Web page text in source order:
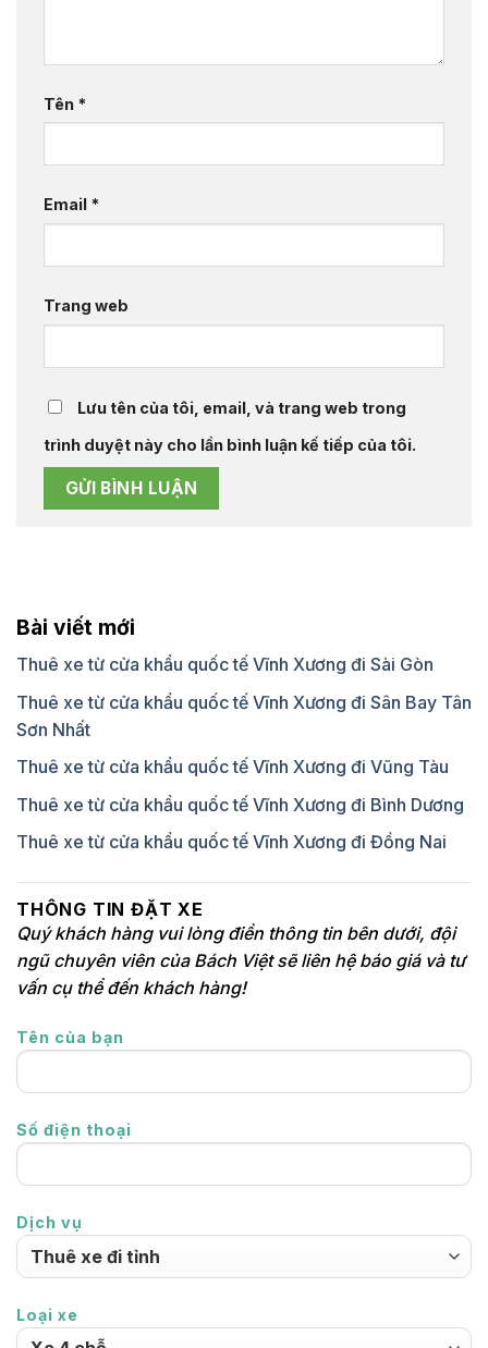
Tên *
Email *
Trang web
Lưu tên của tôi, email, và trang web trong
trình duyệt này cho lần bình luận kế tiếp của tôi.
Bài viết mới
Thuê xe từ cửa khẩu quốc tế Vĩnh Xương đi Sài Gòn
Thuê xe từ cửa khẩu quốc tế Vĩnh Xương đi Sân Bay Tân
Sơn Nhất
Thuê xe từ cửa khẩu quốc tế Vĩnh Xương đi Vũng Tàu
Thuê xe từ cửa khẩu quốc tế Vĩnh Xương đi Bình Dương
Thuê xe từ cửa khẩu quốc tế Vĩnh Xương đi Đồng Nai
THÔNG TIN ĐẶT XE
Quý khách hàng vui lòng điền thông tin bên dưới, đội
ngũ chuyên viên của Bách Việt sẽ liên hệ báo giá và tư
vấn cụ thể đến khách hàng!
Tên của bạn
Số điện thoại
Dịch vụ
Loại xe